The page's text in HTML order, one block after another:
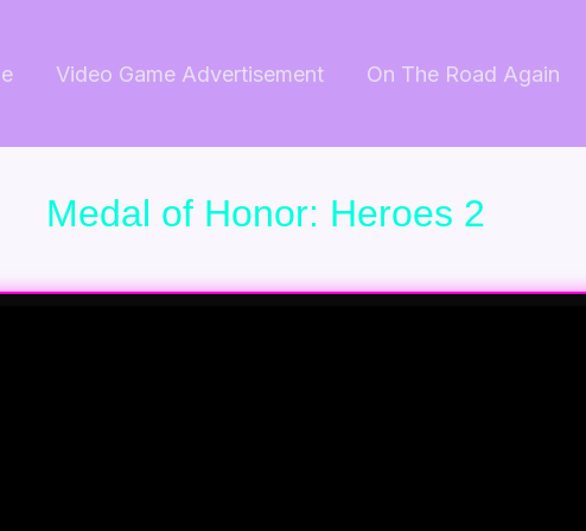
Video Game Advertisement On The Road Again
Medal of Honor: Heroes 2